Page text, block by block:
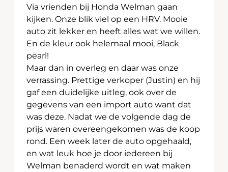
Via vrienden bij Honda Welman gaan
kijken. Onze blik viel op een HRV. Mooie
auto zit lekker en heeft alles wat we willen.
En de kleur ook helemaal mooi, Black
pearl!
Maar dan in overleg en daar was onze
verrassing. Prettige verkoper (Justin) en hij
gaf een duidelijke uitleg, ook over de
gegevens van een import auto want dat
was deze. Nadat we de volgende dag de
prijs waren overeengekomen was de koop
rond. Een week later de auto opgehaald,
en wat leuk hoe je door iedereen bij
Welman benaderd wordt en wat maken